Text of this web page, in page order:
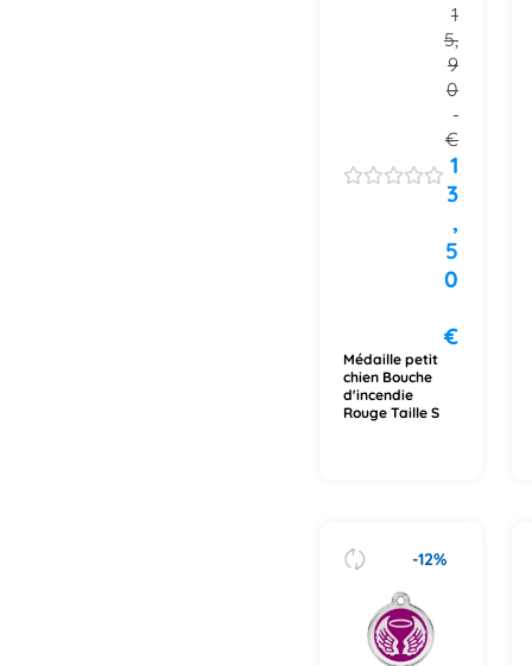
1
5,
9
0
€
1
3
,
5
0
€
Médaille petit
chien Bouche
d'incendie
Rouge Taille S
-12%